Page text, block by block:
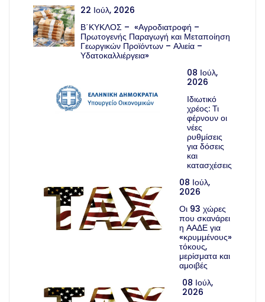
22 Ιούλ, 2026
Β΄ΚΥΚΛΟΣ – «Αγροδιατροφή –
Πρωτογενής Παραγωγή και Μεταποίηση
Γεωργικών Προϊόντων – Αλιεία –
Υδατοκαλλιέργεια»
08 Ιούλ,
2026
Ιδιωτικό
χρέος: Τι
φέρνουν οι
νέες
ρυθμίσεις
για δόσεις
και
κατασχέσεις
08 Ιούλ,
2026
Οι 93 χώρες
που σκανάρει
η ΑΑΔΕ για
«κρυμμένους»
τόκους,
μερίσματα και
αμοιβές
08 Ιούλ,
2026